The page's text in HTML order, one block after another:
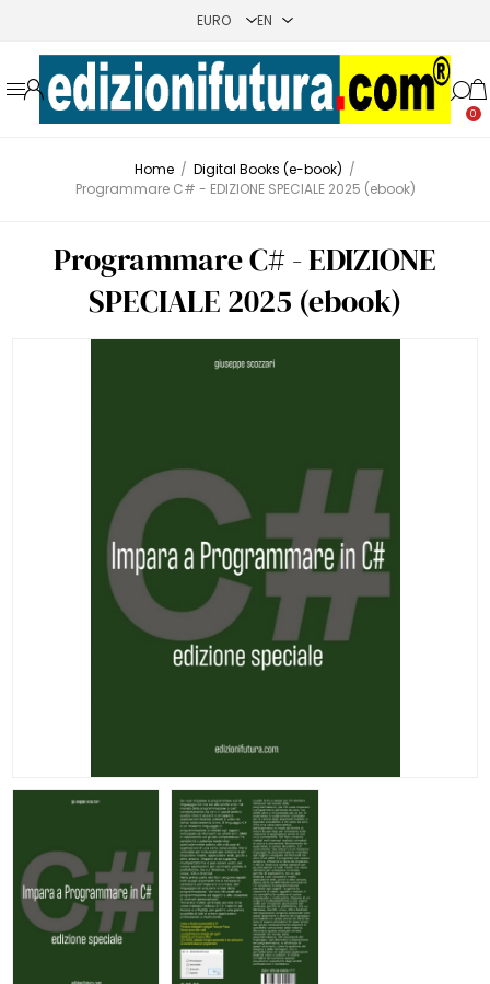
0
Home / Digital Books (e-book) /
Programmare C# - EDIZIONE SPECIALE 2025 (ebook)
Programmare C# - EDIZIONE
SPECIALE 2025 (ebook)